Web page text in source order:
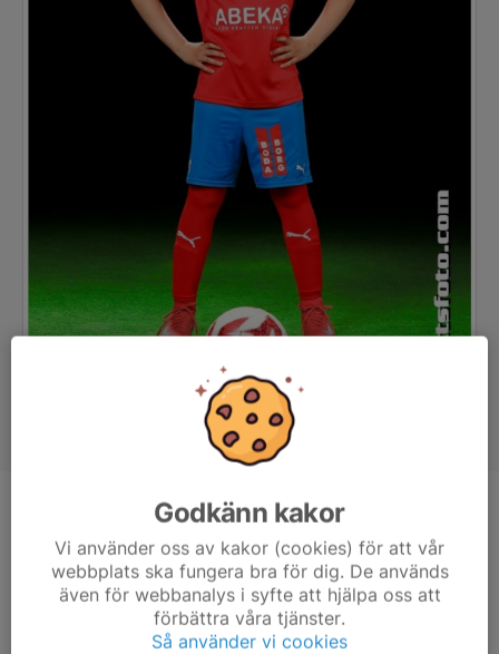
-
Ålder
13 år
Godkänn kakor
Vi använder oss av kakor (cookies) för att vår
webbplats ska fungera bra för dig. De används
även för webbanalys i syfte att hjälpa oss att
förbättra våra tjänster.
Så använder vi cookies